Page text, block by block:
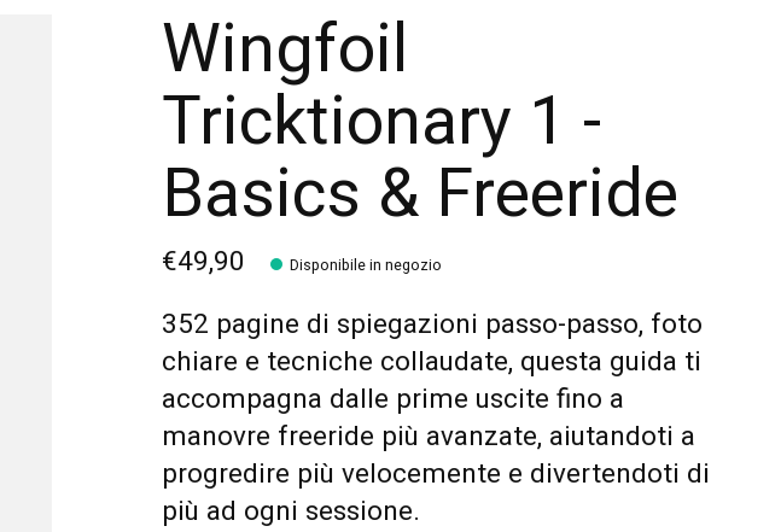
Wingfoil
Tricktionary 1 -
Basics & Freeride
€49,90 Disponibile in negozio
352 pagine di spiegazioni passo-passo, foto
chiare e tecniche collaudate, questa guida ti
accompagna dalle prime uscite fino a
manovre freeride più avanzate, aiutandoti a
progredire più velocemente e divertendoti di
più ad ogni sessione.